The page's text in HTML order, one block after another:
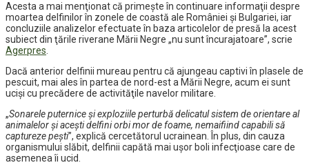
Acesta a mai menţionat că primeşte în continuare informaţii despre
moartea delfinilor în zonele de coastă ale României şi Bulgariei, iar
concluziile analizelor efectuate în baza articolelor de presă la acest
subiect din ţările riverane Mării Negre „nu sunt încurajatoare”, scrie
Agerpres
Dacă anterior delfinii mureau pentru că ajungeau captivi în plasele de
pescuit, mai ales în partea de nord-est a Mării Negre, acum ei sunt
ucişi cu precădere de activităţile navelor militare.
„Sonarele puternice şi exploziile perturbă delicatul sistem de orientare al
animalelor şi aceşti delfini orbi mor de foame, nemaifiind capabili să
captureze peşti”, explică cercetătorul ucrainean. În plus, din cauza
organismului slăbit, delfinii capătă mai uşor boli infecţioase care de
asemenea îi ucid.